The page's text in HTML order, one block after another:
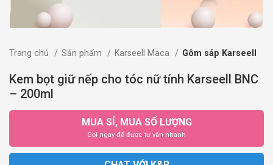
Trang chủ Sản phẩm Karseell Maca Gôm sáp Karseell
Kem bọt giữ nếp cho tóc nữ tính Karseell BNC
– 200ml
MUA SỈ, MUA SỐ LƯỢNG
Gọi ngay để được tư vấn nhanh